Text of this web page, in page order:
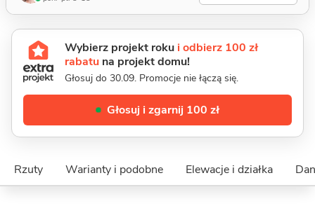
Wybierz projekt roku i odbierz 100 zł
rabatu na projekt domu!
Głosuj do 30.09. Promocje nie łączą się.
Głosuj i zgarnij 100 zł
Rzuty Warianty i podobne Elewacje i działka